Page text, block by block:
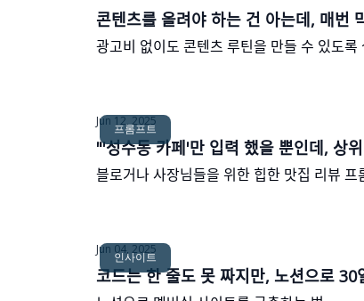
콘텐츠를 올려야 하는 건 아는데, 매번
광고비 없이도 콘텐츠 루틴을 만들 수
프롬프트
Jun 12, 2025
"'성수동 카페'만 입력 했을 뿐인데,
블로거나 사장님들을 위한 힙한 맛집 리뷰
인사이트
Jun 04, 2025
코드는 한 줄도 못 짜지만, 노션으로